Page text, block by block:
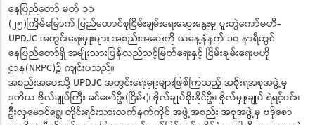
နေပြည်တော် မတ် ၁၀
(၂၅)ကြိမ်မြောက် ပြည်ထောင်စုငြိမ်းချမ်းရေးဆွေးနွေးမှု ပူးတွဲကော်မတီ-
UPDJC အတွင်းရေးမှူးများ အစည်းအဝေးကို ယနေ့နံနက် ၁၀ နာရီတွင်
နေပြည်တော်ရှိ အမျိုးသားပြန်လည်သင့်မြတ်ရေးနှင့် ငြိမ်းချမ်းရေးဗဟို
ဌာန(NRPC)၌ ကျင်းပသည်။
အစည်းအဝေးသို့ UPDJC အတွင်းရေးမှူးများဖြစ်ကြသည့် အစိုးရအစုအဖွဲ့မှ
ဒုတိယ ဗိုလ်ချုပ်ကြီး ခင်ဇော်ဦး(ငြိမ်း)၊ ဗိုလ်ချုပ်စိုးနိုင်ဦး၊ ဗိုလ်မှူးချုပ် ရဲရင့်ဝင်း၊
ဦးလှမောင်ရွှေ၊ တိုင်းရင်းသားလက်နက်ကိုင် အဖွဲ့အစည်း အစုအဖွဲ့မှ ဗဒိုစော